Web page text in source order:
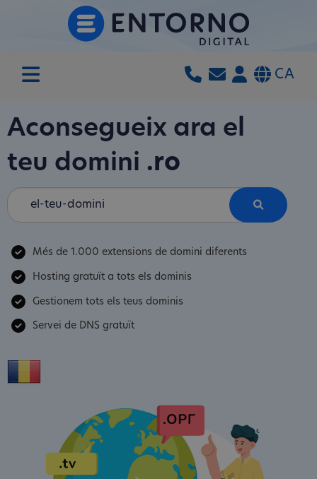
CA
Aconsegueix ara el
teu domini .ro
Més de 1.000 extensions de domini diferents
Hosting gratuït a tots els dominis
Gestionem tots els teus dominis
Servei de DNS gratuït